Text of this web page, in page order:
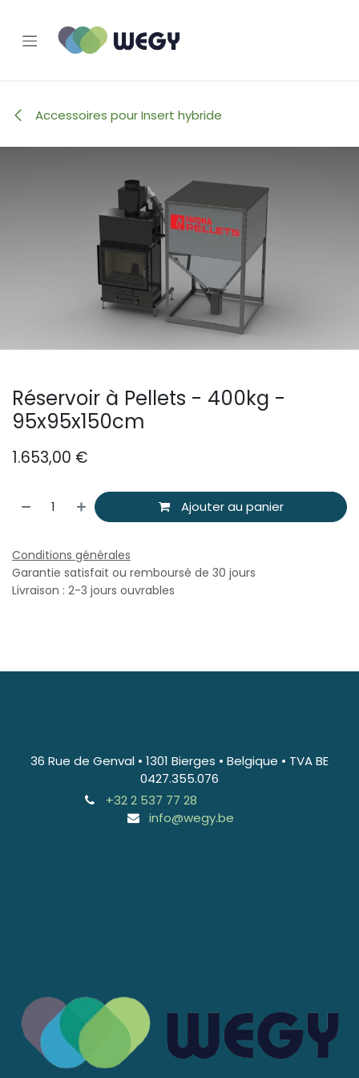
Accessoires pour Insert hybride
Réservoir à Pellets - 400kg -
95x95x150cm
1.653,00 €
Ajouter au panier
Conditions générales
Garantie satisfait ou remboursé de 30 jours
Livraison : 2-3 jours ouvrables
36 Rue de Genval • 1301 Bierges • Belgique • TVA BE
0427.355.076
+32 2 537 77 28
info@wegy.be